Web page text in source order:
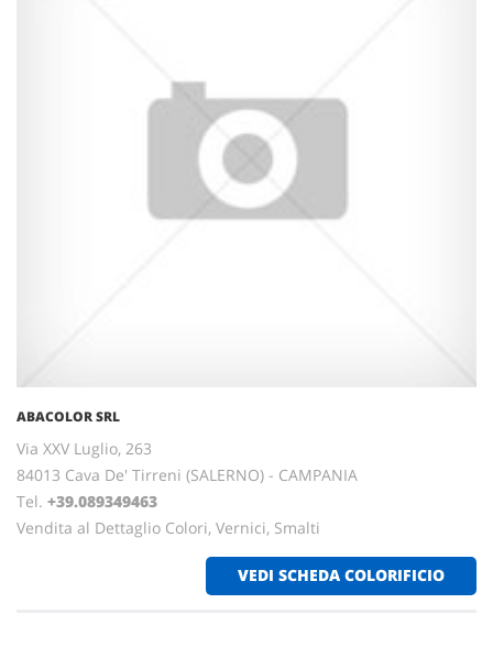
ABACOLOR SRL
Via XXV Luglio, 263
84013 Cava De' Tirreni (SALERNO) - CAMPANIA
Tel. +39.089349463
Vendita al Dettaglio Colori, Vernici, Smalti
VEDI SCHEDA COLORIFICIO